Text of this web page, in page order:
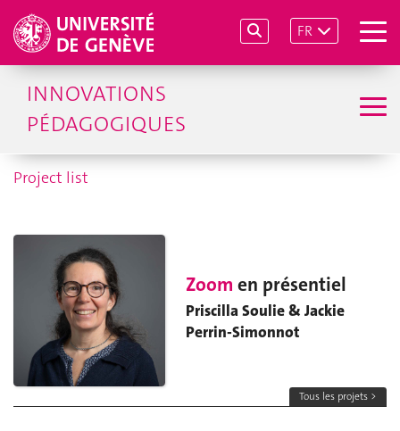
FR
INNOVATIONS
PÉDAGOGIQUES
Project list
Zoom en présentiel
Priscilla Soulie & Jackie
Perrin-Simonnot
Tous les projets >